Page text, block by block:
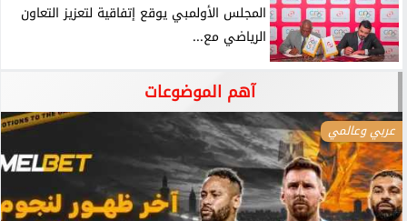
المجلس الأولمبي يوقع إتفاقية لتعزيز التعاون
الرياضي مع...
آهم الموضوعات
عربي وعالمي